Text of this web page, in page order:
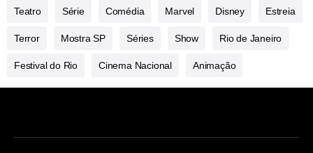
Teatro Série Comédia Marvel Disney Estreia
Terror Mostra SP Séries Show Rio de Janeiro
Festival do Rio Cinema Nacional Animação